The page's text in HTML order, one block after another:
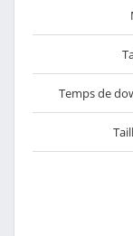
Temps de